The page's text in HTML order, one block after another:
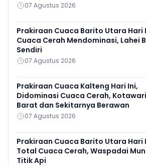
07 Agustus 2026
Prakiraan Cuaca Barito Utara Hari
Cuaca Cerah Mendominasi, Lahei
Sendiri
07 Agustus 2026
Prakiraan Cuaca Kalteng Hari Ini,
Didominasi Cuaca Cerah,
Barat dan Sekitarnya Berawan
07 Agustus 2026
Prakiraan Cuaca Barito Utara Hari
Total Cuaca Cerah, Waspadai
Titik Api